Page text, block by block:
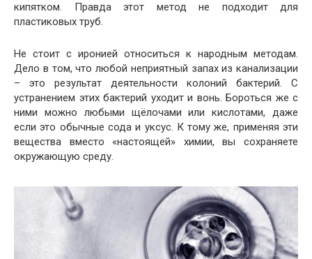
кипятком. Правда этот метод не подходит для
пластиковых труб.
Не стоит с иронией относиться к народным методам.
Дело в том, что любой неприятный запах из канализации
– это результат деятельности колоний бактерий. С
устранением этих бактерий уходит и вонь. Бороться же с
ними можно любыми щёлочами или кислотами, даже
если это обычные сода и уксус. К тому же, применяя эти
вещества вместо «настоящей» химии, вы сохраняете
окружающую среду.